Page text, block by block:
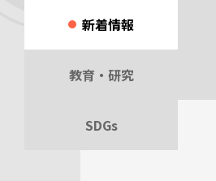
新着情報
教育・研究
SDGs